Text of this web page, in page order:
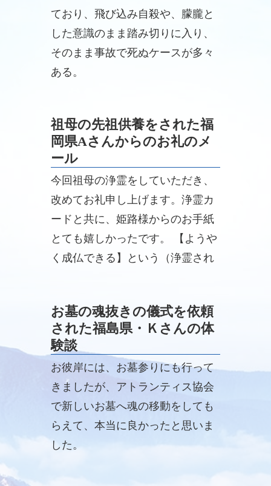
ており、飛び込み自殺や、朦朧と
した意識のまま踏み切りに入り、
そのまま事故で死ぬケースが多々
ある。
祖母の先祖供養をされた福
岡県Aさんからのお礼のメ
ール
今回祖母の浄霊をしていただき、
改めてお礼申し上げます。浄霊カ
ードと共に、姫路様からのお手紙
とても嬉しかったです。 【ようや
く成仏できる】という（浄霊され
お墓の魂抜きの儀式を依頼
された福島県・Ｋさんの体
験談
お彼岸には、お墓参りにも行って
きましたが、アトランティス協会
で新しいお墓へ魂の移動をしても
らえて、本当に良かったと思いま
した。